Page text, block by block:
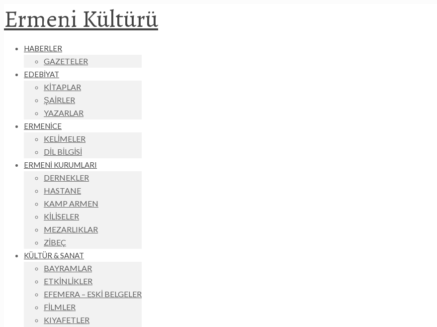
Ermeni Kültürü
HABERLER
GAZETELER
EDEBİYAT
KİTAPLAR
ŞAİRLER
YAZARLAR
ERMENİCE
KELİMELER
DİL BİLGİSİ
ERMENİ KURUMLARI
DERNEKLER
HASTANE
KAMP ARMEN
KİLİSELER
MEZARLIKLAR
ZİBEÇ
KÜLTÜR & SANAT
BAYRAMLAR
ETKİNLİKLER
EFEMERA – ESKİ BELGELER
FİLMLER
KIYAFETLER